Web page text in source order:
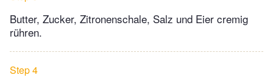
Butter, Zucker, Zitronenschale, Salz und Eier cremig
rühren.
Step 4